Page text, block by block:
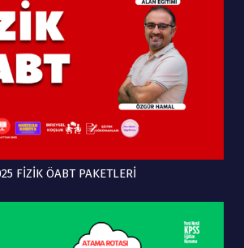
FİZİK ÖABT PAKETLERİ